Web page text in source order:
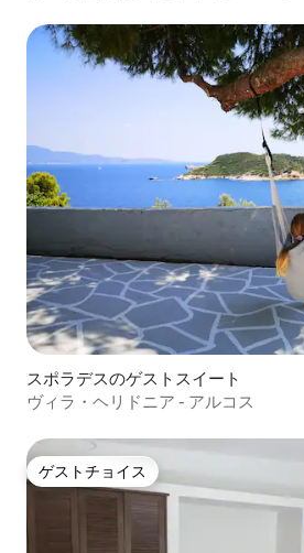
スポラデスのゲストスイート
ヴィラ・ヘリドニア - アルコス
ゲストチョイス
ゲストチョイス